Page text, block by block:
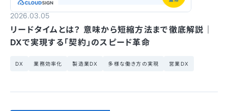
2026.03.05
リードタイムとは？ 意味から短縮方法まで徹底解説｜
DXで実現する「契約」のスピード革命
DX 業務効率化 製造業DX 多様な働き方の実現 営業DX